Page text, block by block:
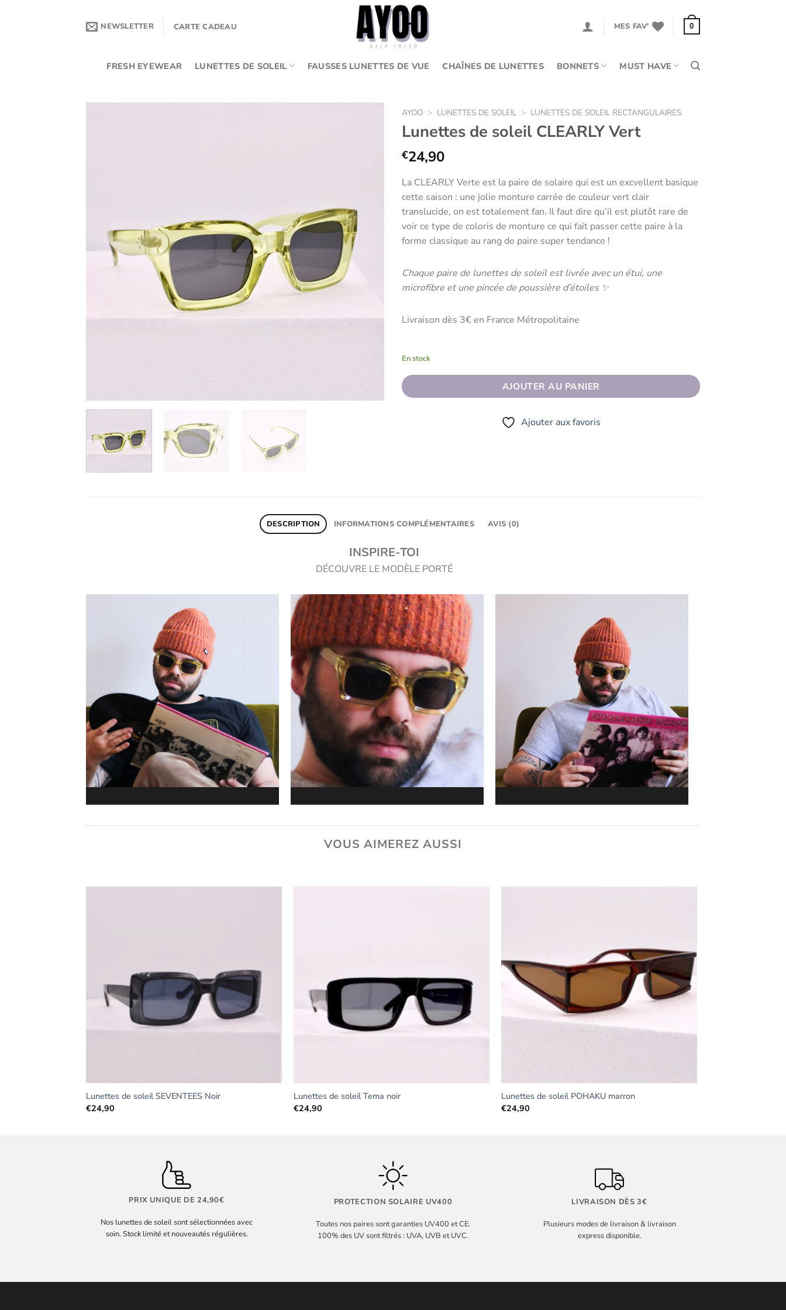
NEWSLETTER CARTE CADEAU MES FAV' 0
FRESH EYEWEAR LUNETTES DE SOLEIL FAUSSES LUNETTES DE VUE CHAÎNES DE LUNETTES BONNETS MUST HAVE
AYOO > LUNETTES DE SOLEIL > LUNETTES DE SOLEIL RECTANGULAIRES
Lunettes de soleil CLEARLY Vert
€24,90
La CLEARLY Verte est la paire de solaire qui est un excvellent basique
cette saison : une jolie monture carrée de couleur vert clair
translucide, on est totalement fan. Il faut dire qu’il est plutôt rare de
voir ce type de coloris de monture ce qui fait passer cette paire à la
forme classique au rang de paire super tendance !
Chaque paire de lunettes de soleil est livrée avec un étui, une
microfibre et une pincée de poussière d’étoiles ✨
Livraison dès 3€ en France Métropolitaine
En stock
AJOUTER AU PANIER
Ajouter aux favoris
DESCRIPTION INFORMATIONS COMPLÉMENTAIRES AVIS (0)
INSPIRE-TOI
DÉCOUVRE LE MODÈLE PORTÉ
VOUS AIMEREZ AUSSI
Lunettes de soleil SEVENTEES Noir
€24,90
Lunettes de soleil Tema noir
€24,90
aux
favoris
Lunettes de soleil POHAKU marron
€24,90
PRIX UNIQUE DE 24,90€
Nos lunettes de soleil sont sélectionnées avec
soin. Stock limité et nouveautés régulières.
PROTECTION SOLAIRE UV400
Toutes nos paires sont garanties UV400 et CE.
100% des UV sont filtrés : UVA, UVB et UVC.
LIVRAISON DÈS 3€
Plusieurs modes de livraison & livraison
express disponible.